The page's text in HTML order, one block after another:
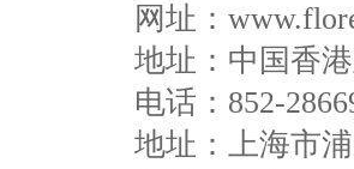
网址：
地址：中国香
电话：852-
地址：上海市